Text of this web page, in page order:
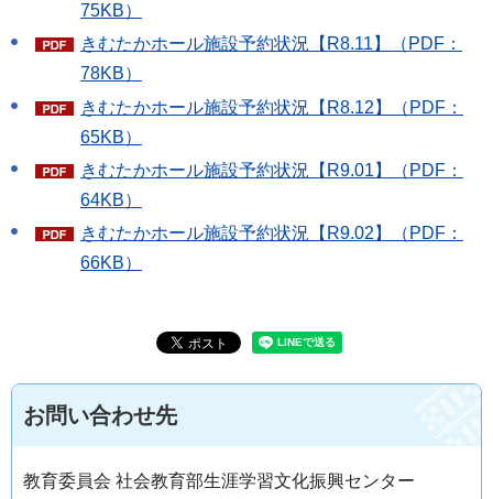
75KB）
きむたかホール施設予約状況【R8.11】（PDF：
78KB）
きむたかホール施設予約状況【R8.12】（PDF：
65KB）
きむたかホール施設予約状況【R9.01】（PDF：
64KB）
きむたかホール施設予約状況【R9.02】（PDF：
66KB）
お問い合わせ先
教育委員会 社会教育部生涯学習文化振興センター